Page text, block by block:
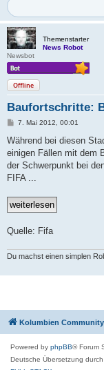
Themenstarter
News Robot
Newsbot
Offline
Baufortschritte:
B
i
r
a
7. Mai 2012, 00:01
Während bei diesen
einigen Fällen mit dem
der Schwerpunkt bei
FIFA ...
Quelle: Fifa
Du machst einen simplen
Kolumbien Community
Powered by phpBB® Forum
Deutsche Übersetzung durch